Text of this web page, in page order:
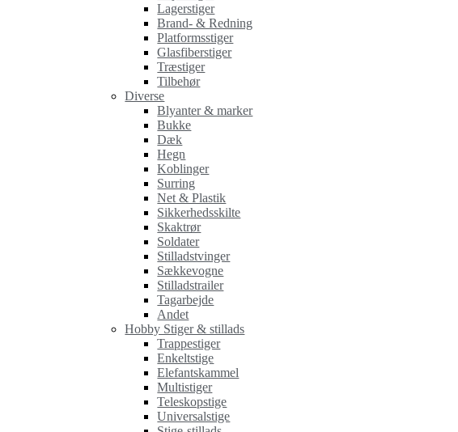
Lagerstiger
Brand- & Redning
Platformsstiger
Glasfiberstiger
Træstiger
Tilbehør
Diverse
Blyanter & marker
Bukke
Dæk
Hegn
Koblinger
Surring
Net & Plastik
Sikkerhedsskilte
Skaktrør
Soldater
Stilladstvinger
Sækkevogne
Stilladstrailer
Tagarbejde
Andet
Hobby Stiger & stillads
Trappestiger
Enkeltstige
Elefantskammel
Multistiger
Teleskopstige
Universalstige